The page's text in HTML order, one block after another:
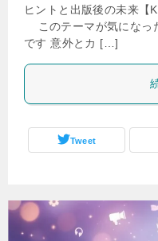
ヒントと出版後の未来【
このテーマが気になっ
です 意外とカ […]
Tweet